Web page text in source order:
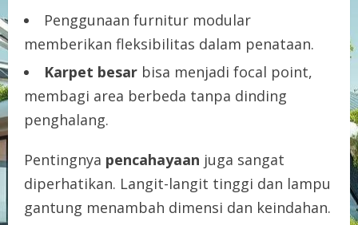
Penggunaan furnitur modular
memberikan fleksibilitas dalam penataan.
Karpet besar bisa menjadi focal point,
membagi area berbeda tanpa dinding
penghalang.
Pentingnya pencahayaan juga sangat
diperhatikan. Langit-langit tinggi dan lampu
gantung menambah dimensi dan keindahan.